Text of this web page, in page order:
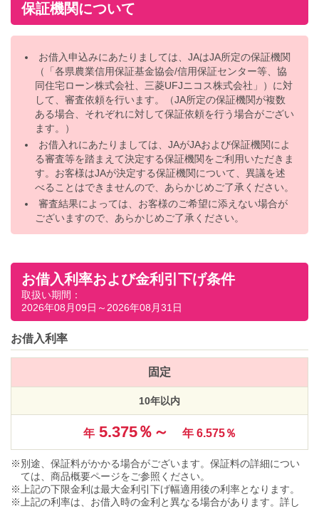
保証機関について
お借入申込みにあたりましては、JAはJA所定の保証機関
（「各県農業信用保証基金協会/信用保証センター等、協
同住宅ローン株式会社、三菱UFJニコス株式会社」）に対
して、審査依頼を行います。（JA所定の保証機関が複数
ある場合、それぞれに対して保証依頼を行う場合がござい
ます。）
お借入れにあたりましては、JAがJAおよび保証機関によ
る審査等を踏まえて決定する保証機関をご利用いただきま
す。お客様はJAが決定する保証機関について、異議を述
べることはできませんので、あらかじめご了承ください。
審査結果によっては、お客様のご希望に添えない場合が
ございますので、あらかじめご了承ください。
お借入利率および金利引下げ条件
取扱い期間：
2026年08月09日～2026年08月31日
お借入利率
固定
10年以内
年5.375％～ 年 6.575％
別途、保証料がかかる場合がございます。保証料の詳細につい
ては、商品概要ページをご参照ください。
上記の下限金利は最大金利引下げ幅適用後の利率となります。
上記の利率は、お借入時の金利と異なる場合があります。詳し